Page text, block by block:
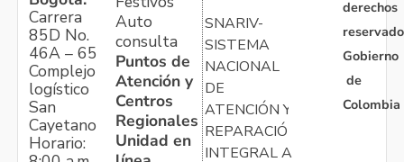
Carrera
85D No.
46A – 65
Complejo
logístico
San
Cayetano
Horario:
Auto
consulta
Puntos de
Atención y
Centros
Regionales
Unidad en
SNARIV-
SISTEMA
NACIONAL
DE
ATENCIÓN Y
REPARACIÓN
INTEGRAL A
derechos
Gobierno
de
Colombia